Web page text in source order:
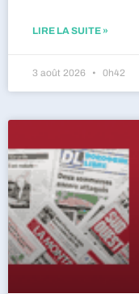
LIRE LA SUITE »
3 août 2026 0h42